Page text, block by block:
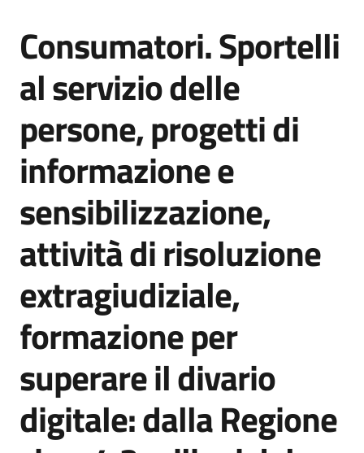
Agenzia
di
informazione
e
comunicazione
Seguici
su
Salta al contenuto
Consumatori. Sportelli
al servizio delle
persone, progetti di
informazione e
sensibilizzazione,
attività di risoluzione
extragiudiziale,
formazione per
superare il divario
digitale: dalla Regione